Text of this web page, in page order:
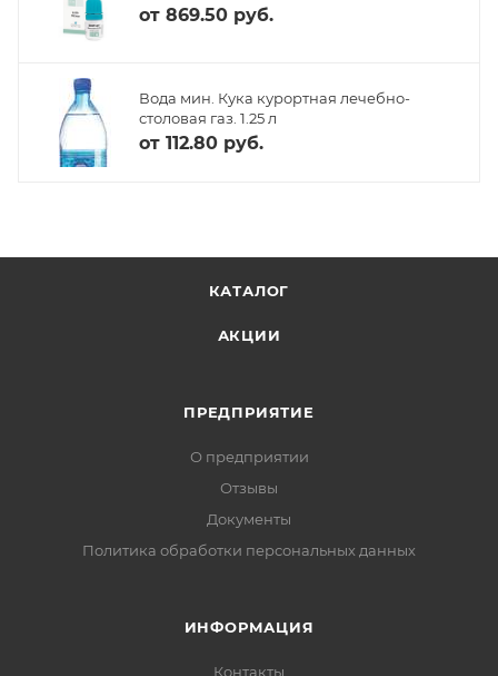
от 869.50 руб.
Вода мин. Кука курортная лечебно-
столовая газ. 1.25 л
от 112.80 руб.
КАТАЛОГ
АКЦИИ
ПРЕДПРИЯТИЕ
О предприятии
Отзывы
Документы
Политика обработки персональных данных
ИНФОРМАЦИЯ
Контакты